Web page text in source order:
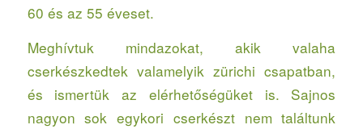
60 és az 55 éveset.
Meghívtuk mindazokat, akik valaha
cserkészkedtek valamelyik zürichi csapatban,
és ismertük az elérhetőségüket is. Sajnos
nagyon sok egykori cserkészt nem találtunk